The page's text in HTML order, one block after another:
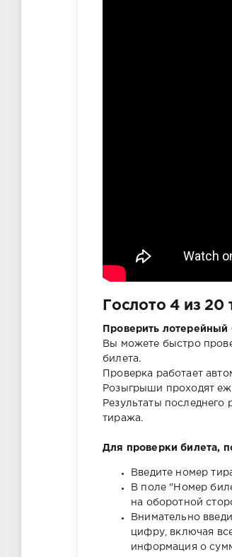
Гослото 4 из
Проверить лотерейный
Вы можете быстро
билета.
Проверка работает
Розыгрыши проходят
Результаты
тиража.
Для проверки билета,
Введите номер
В поле "Номер
на оборотной
Внимательно
цифру, включая
информация о